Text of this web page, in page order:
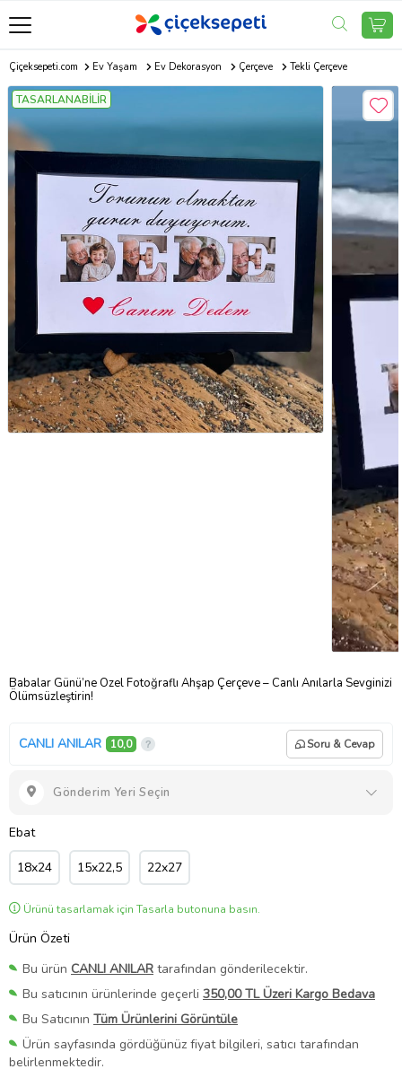
Çiçeksepeti.com Ev Yaşam Ev Dekorasyon Çerçeve Tekli Çerçeve
TASARLANABİLİR
Babalar Günü’ne Özel Fotoğraflı Ahşap Çerçeve – Canlı Anılarla Sevginizi
Ölümsüzleştirin!
CANLI ANILAR 10,0 Soru & Cevap
Gönderim Yeri Seçin
Ebat
18x24 15x22,5 22x27
Ürünü tasarlamak için Tasarla butonuna basın.
Ürün Özeti
Bu ürün CANLI ANILAR tarafından gönderilecektir.
Bu satıcının ürünlerinde geçerli 350,00 TL Üzeri Kargo Bedava
Bu Satıcının Tüm Ürünlerini Görüntüle
Ürün sayfasında gördüğünüz fiyat bilgileri, satıcı tarafından
belirlenmektedir.